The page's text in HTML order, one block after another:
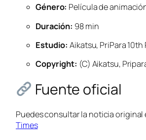
Género: Película de
Duración: 98 min
Estudio: Aikatsu, PriPara
Copyright: (C) Aikatsu,
Fuente oficial
Puedes consultar la noticia original
Times